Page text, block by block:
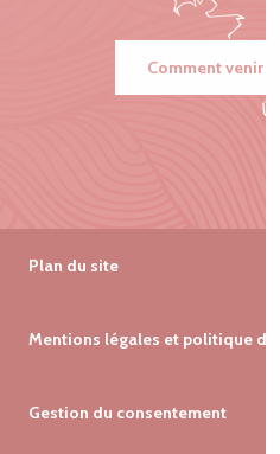
Comment venir ?
Plan du site
Mentions légales et politique de
Gestion du consentement